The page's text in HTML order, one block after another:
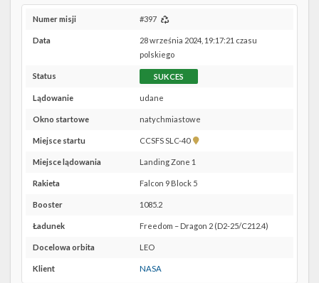
Starship
Szukaj
Facebook
Twitter
Kalendarze
Numer misji #397
Data
28 września 2024, 19:17:21 czasu
polskiego
Status SUKCES
Lądowanie udane
Okno startowe natychmiastowe
Miejsce startu CCSFS SLC-40
Pokaż
Maps
Miejsce lądowania Landing Zone 1
Rakieta Falcon 9 Block 5
Booster 1085.2
Ładunek Freedom – Dragon 2 (D2-25/C212.4)
Docelowa orbita LEO
Klient NASA